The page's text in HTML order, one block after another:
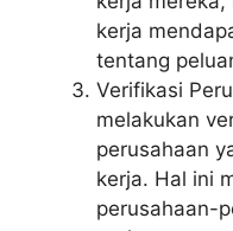
kerja
tentang
Verifikasi
melakukan
perusahaan
kerja. Hal ini
perusahaan-